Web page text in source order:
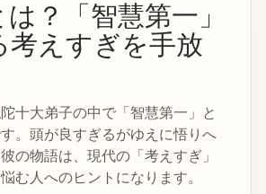
？「智慧第一」
考えすぎを手放
十大弟子の中で「智慧第一」と
。頭が良すぎるがゆえに悟りへ
の物語は、現代の「考えすぎ」
む人へのヒントになります。